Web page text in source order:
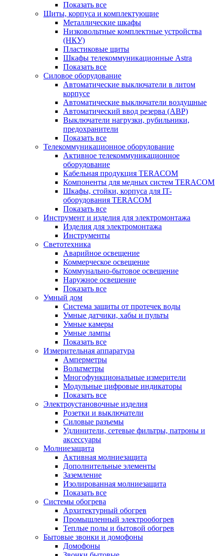
Показать все
Щиты, корпуса и комплектующие
Металлические шкафы
Низковольтные комплектные устройства
(НКУ)
Пластиковые щиты
Шкафы телекоммуникационные Astra
Показать все
Силовое оборудование
Автоматические выключатели в литом
корпусе
Автоматические выключатели воздушные
Автоматический ввод резерва (АВР)
Выключатели нагрузки, рубильники,
предохранители
Показать все
Телекоммуникационное оборудование
Активное телекоммуникационное
оборудование
Кабельная продукция TERACOM
Компоненты для медных систем TERACOM
Шкафы, стойки, корпуса для IT-
оборудования TERACOM
Показать все
Инструмент и изделия для электромонтажа
Изделия для электромонтажа
Инструменты
Светотехника
Аварийное освещение
Коммерческое освещение
Коммунально-бытовое освещение
Наружное освещение
Показать все
Умный дом
Система защиты от протечек воды
Умные датчики, хабы и пульты
Умные камеры
Умные лампы
Показать все
Измерительная аппаратура
Амперметры
Вольтметры
Многофункциональные измерители
Модульные цифровые индикаторы
Показать все
Электроустановочные изделия
Розетки и выключатели
Силовые разъемы
Удлинители, сетевые фильтры, патроны и
аксессуары
Молниезащита
Активная молниезащита
Дополнительные элементы
Заземление
Изолированная молниезащита
Показать все
Системы обогрева
Архитектурный обогрев
Промышленный электрообогрев
Теплые полы и бытовой обогрев
Бытовые звонки и домофоны
Домофоны